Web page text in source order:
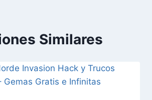
Similares